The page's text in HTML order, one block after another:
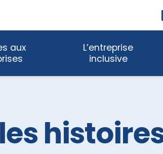
aux
L’entreprise
inclusive